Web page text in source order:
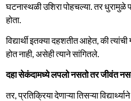
घटनास्थळी उशिरा पोहचल्या. तर धुरामुळे
होता.
विद्यार्थी इतक्या दहशतीत आहेत, की त्यांची
होत नाही, असेही त्याने सांगितले.
दहा सेकंदामध्ये लपलो नसतो तर जीवंत
तर, प्रतिक्रिया देणाऱ्या तिसऱ्या